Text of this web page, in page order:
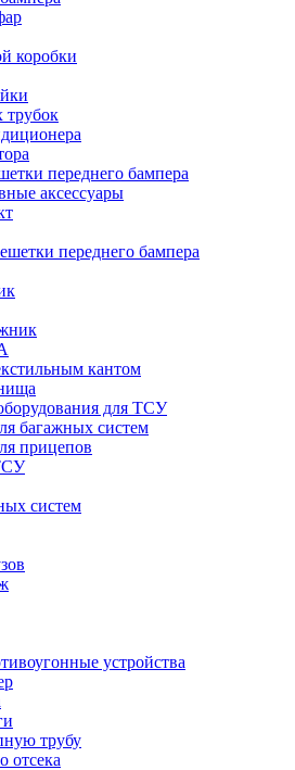
коробки
трубок
переднего бампера
аксессуары
переднего бампера
кантом
для ТСУ
багажных систем
прицепов
систем
устройства
трубу
отсека